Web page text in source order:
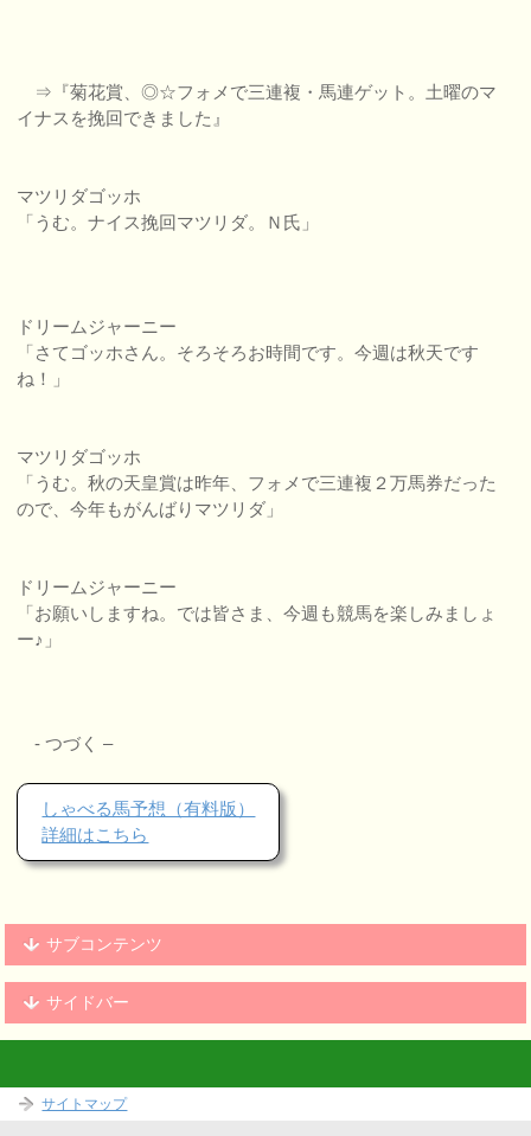
⇒『菊花賞、◎☆フォメで三連複・馬連ゲット。土曜のマ
イナスを挽回できました』
マツリダゴッホ
「うむ。ナイス挽回マツリダ。Ｎ氏」
ドリームジャーニー
「さてゴッホさん。そろそろお時間です。今週は秋天です
ね！」
マツリダゴッホ
「うむ。秋の天皇賞は昨年、フォメで三連複２万馬券だった
ので、今年もがんばりマツリダ」
ドリームジャーニー
「お願いしますね。では皆さま、今週も競馬を楽しみましょ
ー♪」
- つづく –
しゃべる馬予想（有料版）
詳細はこちら
サブコンテンツ
サイドバー
サイトマップ